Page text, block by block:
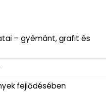
– gyémánt, grafit és
fejlődésében